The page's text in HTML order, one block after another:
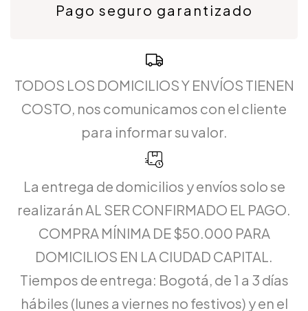
Pago seguro garantizado
TODOS LOS DOMICILIOS Y ENVÍOS TIENEN
COSTO, nos comunicamos con el cliente
para informar su valor.
La entrega de domicilios y envíos solo se
realizarán AL SER CONFIRMADO EL PAGO.
COMPRA MÍNIMA DE $50.000 PARA
DOMICILIOS EN LA CIUDAD CAPITAL.
Tiempos de entrega: Bogotá, de 1 a 3 días
hábiles (lunes a viernes no festivos) y en el